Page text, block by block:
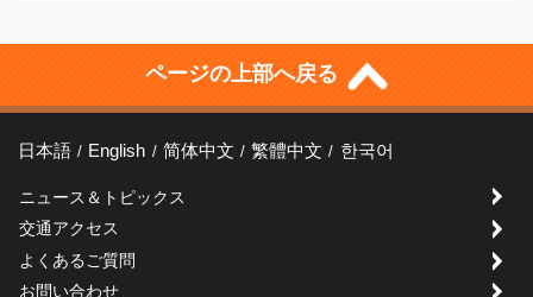
ページの上部へ戻る
日本語 English 简体中文 繁體中文 한국어
ニュース＆トピックス
交通アクセス
よくあるご質問
お問い合わせ